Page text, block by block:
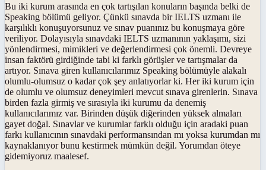
Bu iki kurum arasında en çok tartışılan konuların başında belki de
Speaking bölümü geliyor. Çünkü sınavda bir IELTS uzmanı ile
karşılıklı konuşuyorsunuz ve sınav puanınız bu konuşmaya göre
veriliyor. Dolayısıyla sınavdaki IELTS uzmanının yaklaşımı, sizi
yönlendirmesi, mimikleri ve değerlendirmesi çok önemli. Devreye
insan faktörü girdiğinde tabi ki farklı görüşler ve tartışmalar da
artıyor. Sınava giren kullanıcılarımız Speaking bölümüyle alakalı
olumlu-olumsuz o kadar çok şey anlatıyorlar ki. Her iki kurum için
de olumlu ve olumsuz deneyimleri mevcut sınava girenlerin. Sınava
birden fazla girmiş ve sırasıyla iki kurumu da denemiş
kullanıcılarımız var. Birinden düşük diğerinden yüksek almaları
gayet doğal. Sınavlar ve kurumlar farklı olduğu için aradaki puan
farkı kullanıcının sınavdaki performansından mı yoksa kurumdan mı
kaynaklanıyor bunu kestirmek mümkün değil. Yorumdan öteye
gidemiyoruz maalesef.